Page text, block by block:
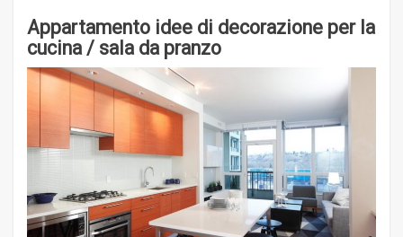
Appartamento idee di decorazione per la
cucina / sala da pranzo